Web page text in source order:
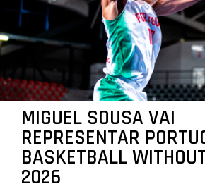
MIGUEL SOUSA VAI
REPRESENTAR
BASKETBALL
2026